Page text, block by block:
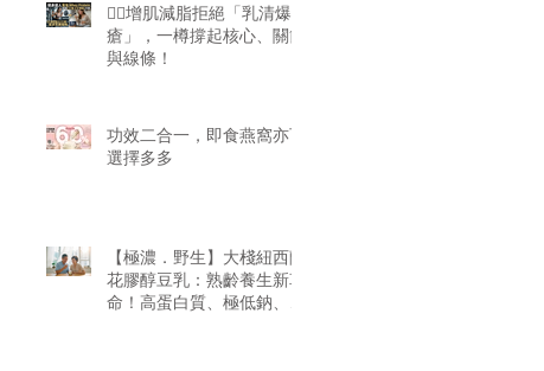
🏋️‍♂️增肌減脂拒絕「乳清爆
瘡」，一樽撐起核心、關節
與線條！
功效二合一，即食燕窩亦可
選擇多多
【極濃．野生】大棧紐西蘭
花膠醇豆乳：熟齡養生新革
命！高蛋白質、極低鈉、零